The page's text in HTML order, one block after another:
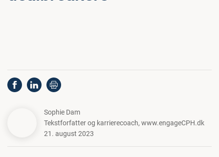
Sophie Dam
Tekstforfatter og karrierecoach, www.engageCPH.dk
21. august 2023